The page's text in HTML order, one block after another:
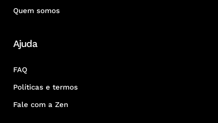
Quem somos
Ajuda
FAQ
Políticas e termos
Fale com a Zen